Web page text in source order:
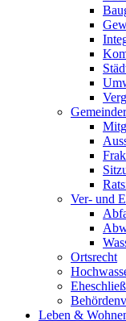
Ver- und
Ortsrecht
Leben &